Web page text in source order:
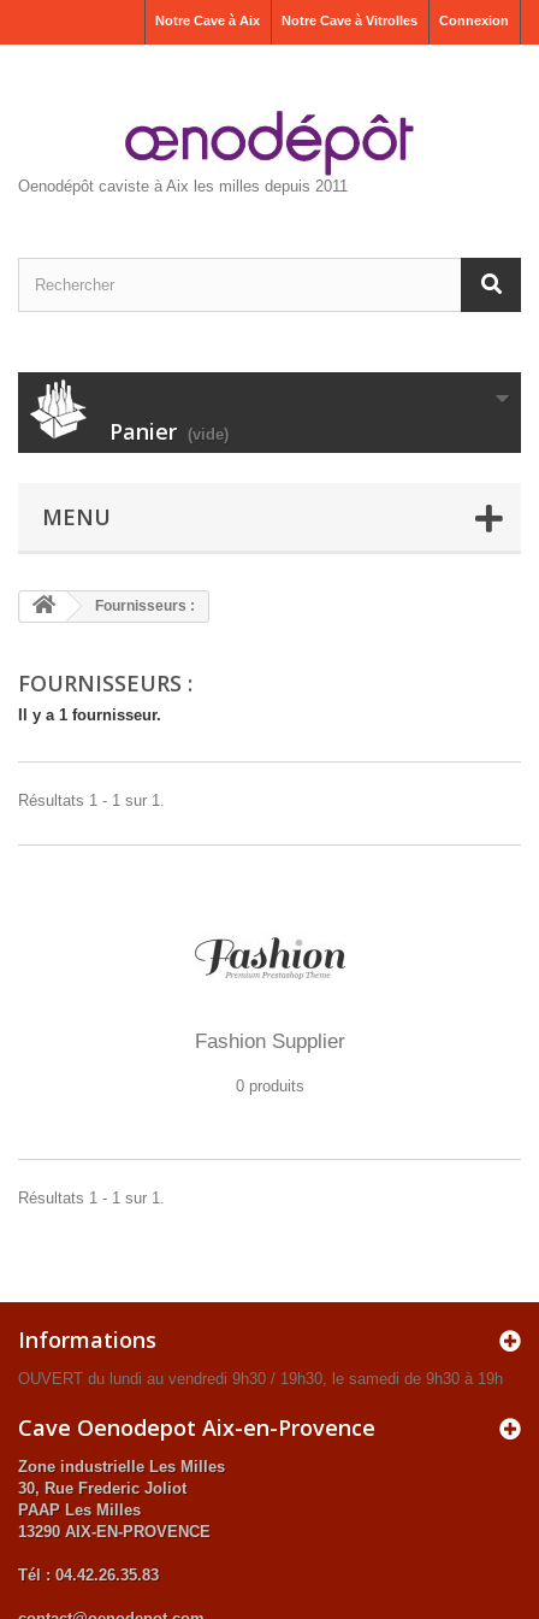
Connexion
Notre Cave à Vitrolles
Notre Cave à Aix
Oenodépôt caviste à Aix les milles depuis 2011
Panier (vide)
MENU
Fournisseurs :
FOURNISSEURS :
Il y a 1 fournisseur.
Résultats 1 - 1 sur 1.
Fashion Supplier
0 produits
Résultats 1 - 1 sur 1.
Informations
OUVERT du lundi au vendredi 9h30 / 19h30, le samedi de 9h30 à 19h
Cave Oenodepot Aix-en-Provence
Zone industrielle Les Milles
30, Rue Frederic Joliot
PAAP Les Milles
13290 AIX-EN-PROVENCE
Tél : 04.42.26.35.83